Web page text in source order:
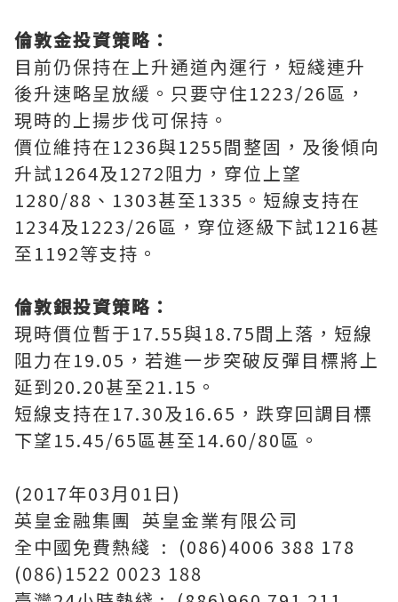
倫敦金投資策略：
目前仍保持在上升通道內運行，短綫連升
後升速略呈放緩。只要守住1223/26區，
現時的上揚步伐可保持。
價位維持在1236與1255間整固，及後傾向
升試1264及1272阻力，穿位上望
1280/88、1303甚至1335。短線支持在
1234及1223/26區，穿位逐級下試1216甚
至1192等支持。
倫敦銀投資策略：
現時價位暫于17.55與18.75間上落，短線
阻力在19.05，若進一步突破反彈目標將上
延到20.20甚至21.15。
短線支持在17.30及16.65，跌穿回調目標
下望15.45/65區甚至14.60/80區。
(2017年03月01日)
英皇金融集團 英皇金業有限公司
全中國免費熱綫 : (086)4006 388 178
(086)1522 0023 188